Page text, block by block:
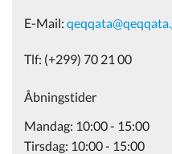
E-Mail:
Tlf: (+299) 70 21 00
Åbningstider
Mandag: 10:00 - 15:00
Tirsdag: 10:00 - 15:00